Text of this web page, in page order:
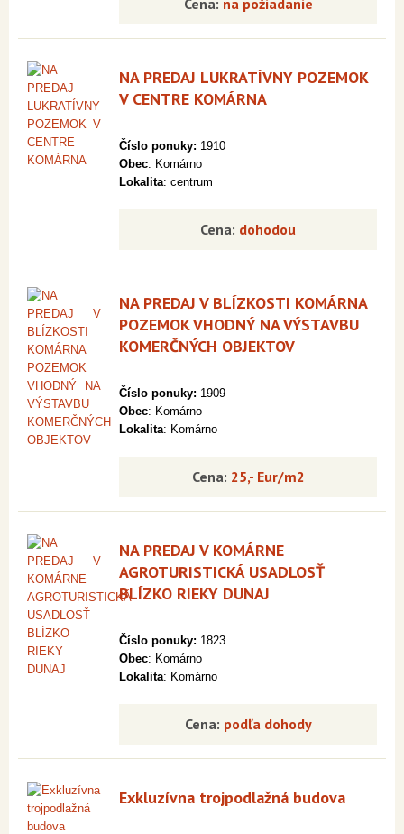
Cena: na požiadanie
NA PREDAJ LUKRATÍVNY POZEMOK
V CENTRE KOMÁRNA
Číslo ponuky: 1910
Obec: Komárno
Lokalita: centrum
Cena: dohodou
NA PREDAJ V BLÍZKOSTI KOMÁRNA
POZEMOK VHODNÝ NA VÝSTAVBU
KOMERČNÝCH OBJEKTOV
Číslo ponuky: 1909
Obec: Komárno
Lokalita: Komárno
Cena: 25,- Eur/m2
NA PREDAJ V KOMÁRNE
AGROTURISTICKÁ USADLOSŤ
BLÍZKO RIEKY DUNAJ
Číslo ponuky: 1823
Obec: Komárno
Lokalita: Komárno
Cena: podľa dohody
Exkluzívna trojpodlažná budova